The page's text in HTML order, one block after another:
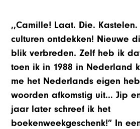
,,Camille! Laat. Die.
culturen ontdekken! Nieuwe
blik verbreden. Zelf heb ik
toen ik in 1988 in Nederland
me het Nederlands eigen
woorden afkomstig uit… Jip
jaar later schreef ik het
boekenweekgeschenk!” In